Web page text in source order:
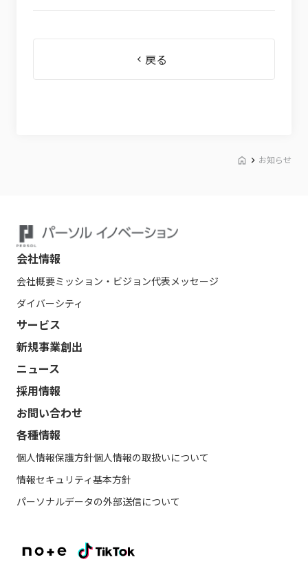
戻る
お知らせ
会社情報
会社概要ミッション・ビジョン代表メッセージ
ダイバーシティ
サービス
新規事業創出
ニュース
採用情報
お問い合わせ
各種情報
個人情報保護方針個人情報の取扱いについて
情報セキュリティ基本方針
パーソナルデータの外部送信について